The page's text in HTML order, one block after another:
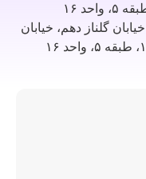
گلناز دهم، خیابان